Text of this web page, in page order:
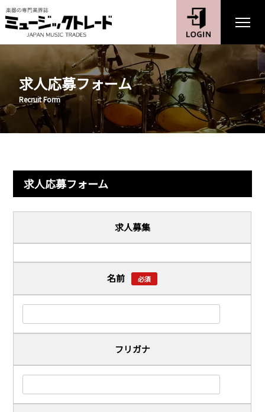
求人応募フォーム
Recruit Form
求人応募フォーム
求人募集
名前 必須
フリガナ